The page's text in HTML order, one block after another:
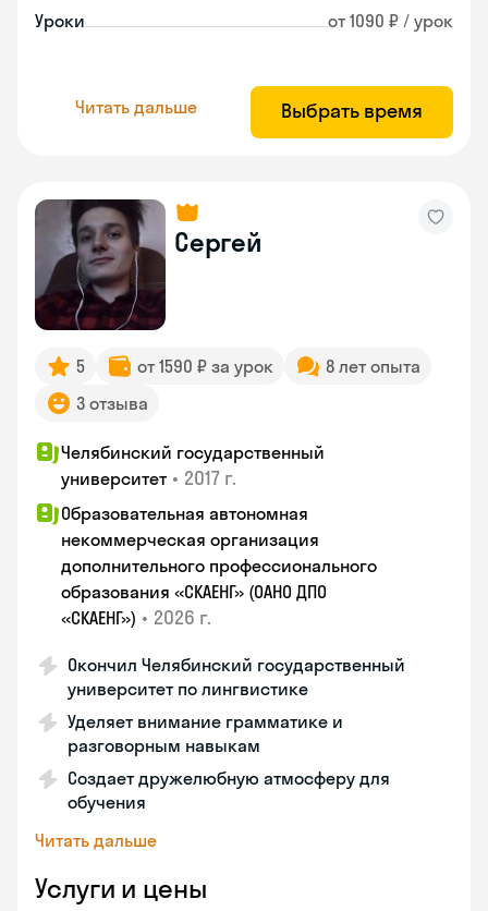
Уроки от 1090 ₽ / урок
Читать дальше Выбрать время
Сергей
5 от 1590 ₽ за урок
8 лет опыта
3 отзыва
Челябинский государственный
университет • 2017 г.
Образовательная автономная
некоммерческая организация
дополнительного профессионального
образования «СКАЕНГ» (ОАНО ДПО
«СКАЕНГ») • 2026 г.
Окончил Челябинский государственный
университет по лингвистике
Уделяет внимание грамматике и
разговорным навыкам
Создает дружелюбную атмосферу для
обучения
Читать дальше
Услуги и цены